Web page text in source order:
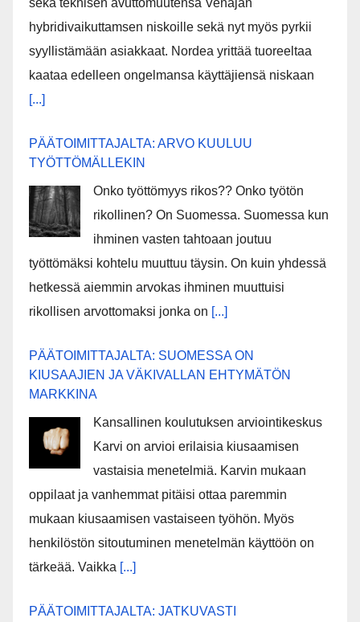
hybridivaikuttamsen niskoille sekä nyt myös pyrkii
syyllistämään asiakkaat. Nordea yrittää tuoreeltaa
kaataa edelleen ongelmansa käyttäjiensä niskaan
[...]
PÄÄTOIMITTAJALTA: ARVO KUULUU
TYÖTTÖMÄLLEKIN
Onko työttömyys rikos?? Onko työtön
rikollinen? On Suomessa. Suomessa kun
ihminen vasten tahtoaan joutuu
työttömäksi kohtelu muuttuu täysin. On kuin yhdessä
hetkessä aiemmin arvokas ihminen muuttuisi
rikollisen arvottomaksi jonka on [...]
PÄÄTOIMITTAJALTA: SUOMESSA ON
KIUSAAJIEN JA VÄKIVALLAN EHTYMÄTÖN
MARKKINA
Kansallinen koulutuksen arviointikeskus
Karvi on arvioi erilaisia kiusaamisen
vastaisia menetelmiä. Karvin mukaan
oppilaat ja vanhemmat pitäisi ottaa paremmin
mukaan kiusaamisen vastaiseen työhön. Myös
henkilöstön sitoutuminen menetelmän käyttöön on
tärkeää. Vaikka [...]
PÄÄTOIMITTAJALTA: JATKUVASTI